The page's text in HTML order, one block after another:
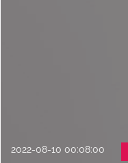
2022-08-10 00:08:00